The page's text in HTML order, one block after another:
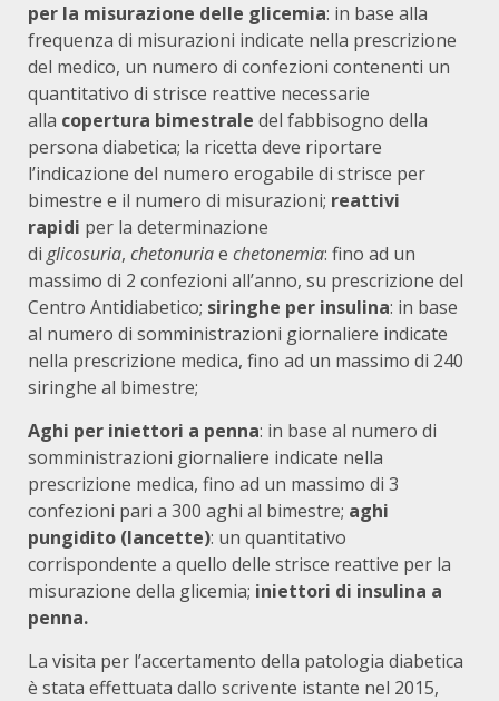
per la misurazione delle glicemia: in base alla
frequenza di misurazioni indicate nella prescrizione
del medico, un numero di confezioni contenenti un
quantitativo di strisce reattive necessarie
alla copertura bimestrale del fabbisogno della
persona diabetica; la ricetta deve riportare
l’indicazione del numero erogabile di strisce per
bimestre e il numero di misurazioni; reattivi
rapidi per la determinazione
di glicosuria, chetonuriae chetonemia: fino ad un
massimo di 2 confezioni all’anno, su prescrizione del
Centro Antidiabetico; siringhe per insulina: in base
al numero di somministrazioni giornaliere indicate
nella prescrizione medica, fino ad un massimo di 240
siringhe al bimestre;
Aghi per iniettori a penna: in base al numero di
somministrazioni giornaliere indicate nella
prescrizione medica, fino ad un massimo di 3
confezioni pari a 300 aghi al bimestre; aghi
pungidito (lancette): un quantitativo
corrispondente a quello delle strisce reattive per la
misurazione della glicemia; iniettori di insulina a
penna.
La visita per l’accertamento della patologia diabetica
è stata effettuata dallo scrivente istante nel 2015,